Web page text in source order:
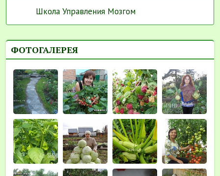
Школа Управления Мозгом
ФОТОГАЛЕРЕЯ